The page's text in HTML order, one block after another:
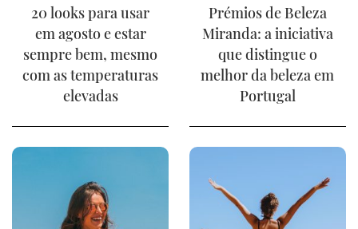
20 looks para usar
em agosto e estar
sempre bem, mesmo
com as temperaturas
elevadas
Prémios de Beleza
Miranda: a iniciativa
que distingue o
melhor da beleza em
Portugal